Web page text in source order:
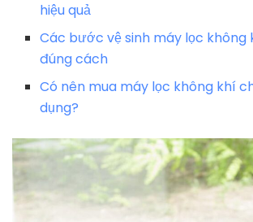
hiệu quả
Các bước vệ sinh máy lọc không
đúng cách
Có nên mua máy lọc không khí
dụng?